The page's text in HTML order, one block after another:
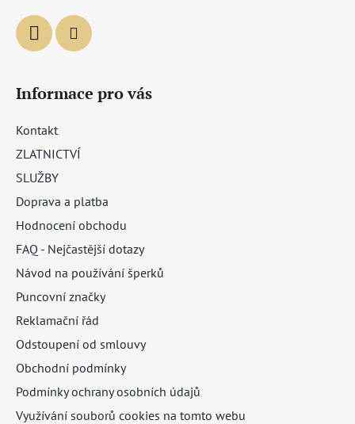
Informace pro vás
Kontakt
ZLATNICTVÍ
SLUŽBY
Doprava a platba
Hodnocení obchodu
FAQ - Nejčastější dotazy
Návod na používání šperků
Puncovní značky
Reklamační řád
Odstoupení od smlouvy
Obchodní podmínky
Podmínky ochrany osobních údajů
Využívání souborů cookies na tomto webu